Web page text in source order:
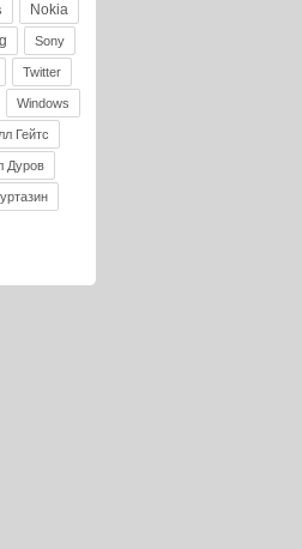
Nokia
Sony
Twitter
Windows
Гейтс
Дуров